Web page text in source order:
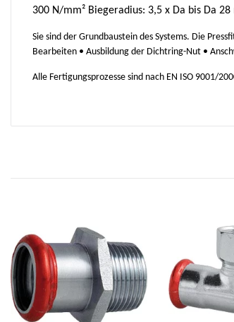
300 N/mm² Biegeradius: 3,5 x Da bis Da
Sie sind der Grundbaustein des Systems. Die
Bearbeiten • Ausbildung der Dichtring-Nut •
Alle Fertigungsprozesse sind nach EN ISO 9001/